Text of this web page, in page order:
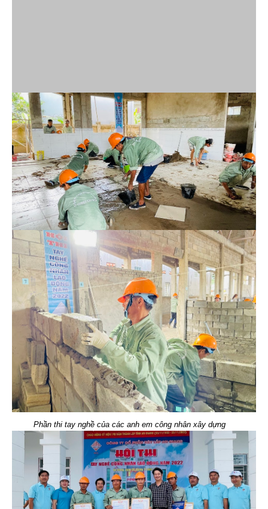
Phần thi tay nghề của các anh em công nhân xây dựng